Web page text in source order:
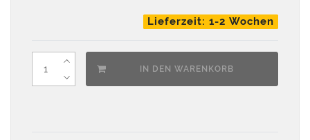
Lieferzeit: 1-2 Wochen
IN DEN WARENKORB